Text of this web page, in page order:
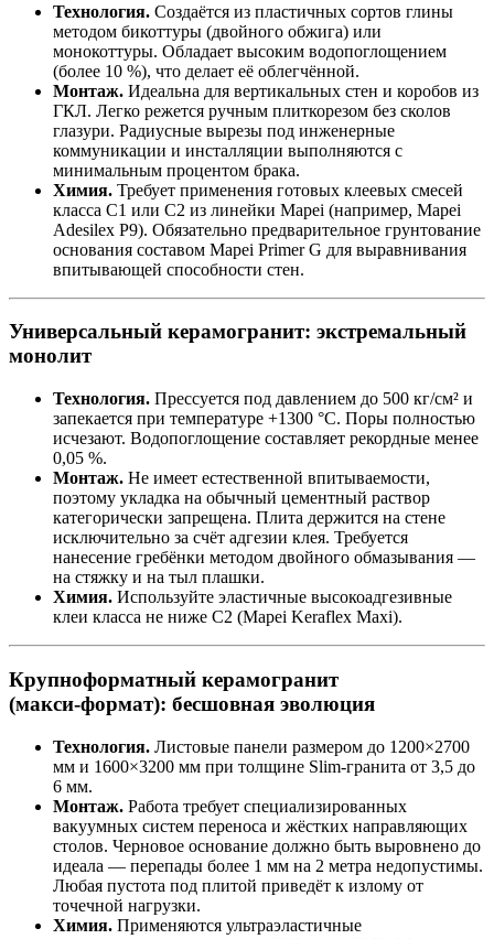
Технология. Создаётся из пластичных сортов глины
методом бикоттуры (двойного обжига) или
монокоттуры. Обладает высоким водопоглощением
(более 10 %), что делает её облегчённой.
Монтаж. Идеальна для вертикальных стен и коробов из
ГКЛ. Легко режется ручным плиткорезом без сколов
глазури. Радиусные вырезы под инженерные
коммуникации и инсталляции выполняются с
минимальным процентом брака.
Химия. Требует применения готовых клеевых смесей
класса C1 или C2 из линейки Mapei (например, Mapei
Adesilex P9). Обязательно предварительное грунтование
основания составом Mapei Primer G для выравнивания
впитывающей способности стен.
Универсальный керамогранит: экстремальный
монолит
Технология. Прессуется под давлением до 500 кг/см² и
запекается при температуре +1300 °C. Поры полностью
исчезают. Водопоглощение составляет рекордные менее
0,05 %.
Монтаж. Не имеет естественной впитываемости,
поэтому укладка на обычный цементный раствор
категорически запрещена. Плита держится на стене
исключительно за счёт адгезии клея. Требуется
нанесение гребёнки методом двойного обмазывания —
на стяжку и на тыл плашки.
Химия. Используйте эластичные высокоадгезивные
клеи класса не ниже C2 (Mapei Keraflex Maxi).
Крупноформатный керамогранит
(макси‑формат): бесшовная эволюция
Технология. Листовые панели размером до 1200×2700
мм и 1600×3200 мм при толщине Slim‑гранита от 3,5 до
6 мм.
Монтаж. Работа требует специализированных
вакуумных систем переноса и жёстких направляющих
столов. Черновое основание должно быть выровнено до
идеала — перепады более 1 мм на 2 метра недопустимы.
Любая пустота под плитой приведёт к излому от
точечной нагрузки.
Химия. Применяются ультраэластичные